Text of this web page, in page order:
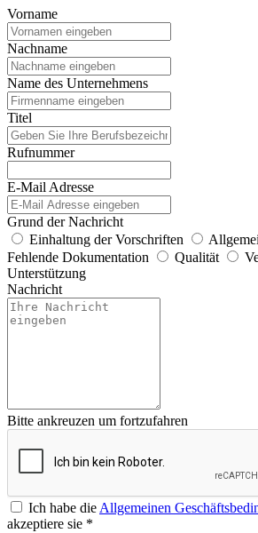
Vorname
Nachname
Name des Unternehmens
Titel
Rufnummer
E-Mail Adresse
Grund der Nachricht
Einhaltung der Vorschriften
Fehlende Dokumentation
Qualität
Unterstützung
Nachricht
Bitte ankreuzen um fortzufahren
Ich habe dieAllgemeinen
akzeptiere sie *